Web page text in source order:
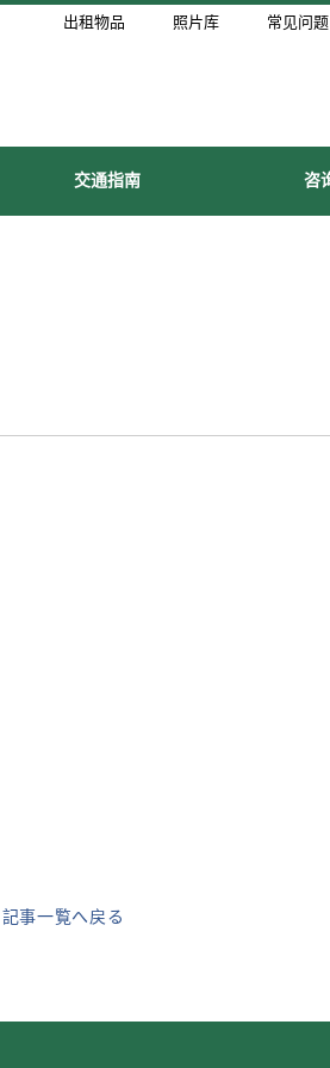
出租物品 照片库 常见问题
交通指南 咨
記事一覧へ戻る